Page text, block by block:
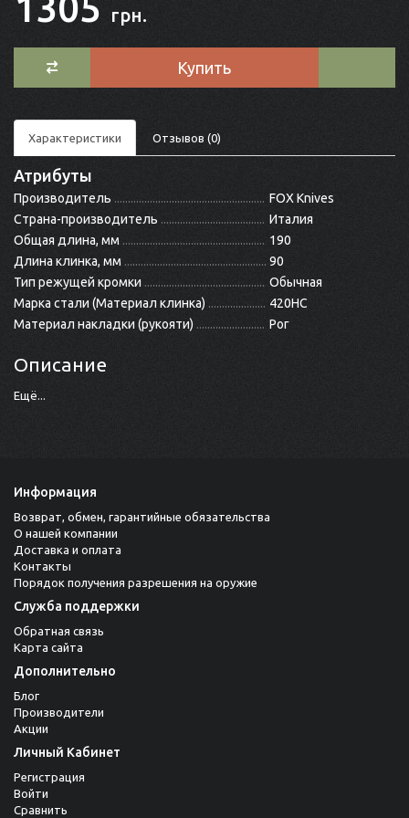
грн.
Купить
Характеристики Отзывов (0)
Атрибуты
Производитель
FOX Knives
Страна-производитель
Италия
Общая длина, мм
190
Длина клинка, мм
90
Тип режущей кромки
Обычная
Марка стали (Материал клинка)
420HC
Материал накладки (рукояти)
Рог
Описание
Ещё...
Информация
Возврат, обмен, гарантийные обязательства
О нашей компании
Доставка и оплата
Контакты
Порядок получения разрешения на оружие
Служба поддержки
Обратная связь
Карта сайта
Дополнительно
Блог
Производители
Акции
Личный Кабинет
Регистрация
Войти
Сравнить